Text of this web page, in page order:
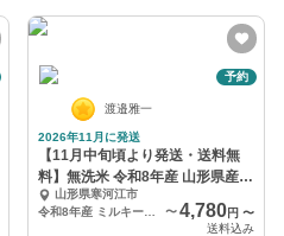
予約
渡邉雅一
2026年11月に発送
【11月中旬頃より発送・送料無
料】無洗米 令和8年産 山形県産ミ
ルキークイーン
山形県寒河江市
令和8年産 ミルキークイーン無洗米 4kg
〜4,780円 〜
送料込み